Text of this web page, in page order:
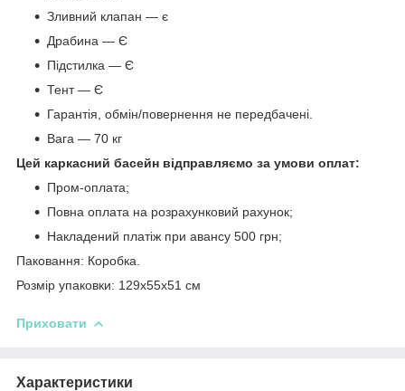
Зливний клапан — є
Драбина — Є
Підстилка — Є
Тент — Є
Гарантія, обмін/повернення не передбачені.
Вага — 70 кг
Цей каркасний басейн відправляємо за умови оплат:
Пром-оплата;
Повна оплата на розрахунковий рахунок;
Накладений платіж при авансу 500 грн;
Паковання: Коробка.
Розмір упаковки: 129x55х51 см
Приховати
Характеристики